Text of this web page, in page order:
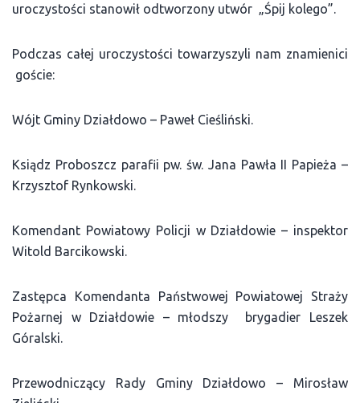
uroczystości stanowił odtworzony utwór „Śpij kolego”.
Podczas całej uroczystości towarzyszyli nam znamienici
goście:
Wójt Gminy Działdowo – Paweł Cieśliński.
Ksiądz Proboszcz parafii pw. św. Jana Pawła II Papieża –
Krzysztof Rynkowski.
Komendant Powiatowy Policji w Działdowie – inspektor
Witold Barcikowski.
Zastępca Komendanta Państwowej Powiatowej Straży
Pożarnej w Działdowie – młodszy brygadier Leszek
Góralski.
Przewodniczący Rady Gminy Działdowo – Mirosław